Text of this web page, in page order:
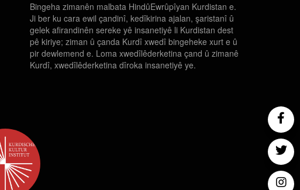
Bingeha zimanên malbata HindûEwrûpîyan Kurdistan e.
Ji ber ku cara ewil çandinî, kedîkirina ajalan, şaristanî û
gelek afirandinên sereke yê insanetiyê li Kurdistan dest
pê kiriye; ziman û çanda Kurdî xwedî bingeheke xurt e û
pir dewlemend e. Loma xwedîlêderketina çand û zimanê
Kurdî, xwedîlêderketina dîroka insanetiyê ye.